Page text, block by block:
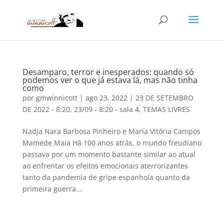
Desamparo, terror e inesperados: quando só
podemos ver o que já estava lá, mas não tinha
como
por gmwinnicott| ago 23, 2022| 23 DE SETEMBRO
DE 2022 - 8:20, 23/09 - 8:20 - sala 4, TEMAS LIVRES
Nadja Nara Barbosa Pinheiro e Maria Vitória Campos
Mamede Maia Há 100 anos atrás, o mundo freudiano
passava por um momento bastante similar ao atual
ao enfrentar os efeitos emocionais aterrorizantes
tanto da pandemia de gripe espanhola quanto da
primeira guerra...